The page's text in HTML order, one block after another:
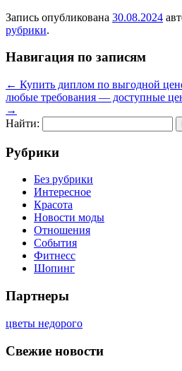
Запись опубликована 30.08.2024
рубрики.
Навигация по записям
← Купить диплом по выгодной
любые требования — доступные
→
Найти:
Рубрики
Без рубрики
Интересное
Красота
Новости моды
Отношения
События
Фитнесс
Шопинг
Партнеры
цветы недорого
Свежие новости